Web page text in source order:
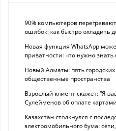
90% компьютеров
ошибок: как быстро охладить
Новая функция WhatsApp
приватности: что нужно
Новый Алматы: пять
общественные пространства
Взрослый клиент скажет: “Я
Сулейменов об оплате картами
Казахстан столкнулся с
электромобильного бума: